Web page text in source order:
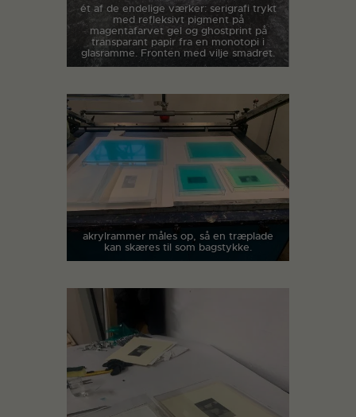
ét af de endelige værker: serigrafi trykt
med refleksivt pigment på
magentafarvet gel og ghostprint på
transparant papir fra en monotopi i
glasramme. Fronten med vilje smadret.
akrylrammer måles op, så en træplade
kan skæres til som bagstykke.